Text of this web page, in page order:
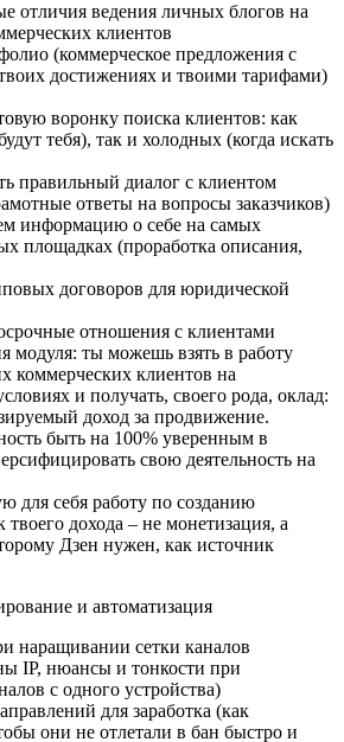
отличия ведения личных блогов на
клиентов
(коммерческое предложения с
достижениях и твоими тарифами)
воронку поиска клиентов: как
тебя), так и холодных (когда искать
правильный диалог с клиентом
ответы на вопросы заказчиков)
информацию о себе на самых
площадках (проработка описания,
договоров для юридической
отношения с клиентами
модуля: ты можешь взять в работу
коммерческих клиентов на
и получать, своего рода, оклад:
доход за продвижение.
быть на 100% уверенным в
свою деятельность на
для себя работу по созданию
твоего дохода – не монетизация, а
Дзен нужен, как источник
и автоматизация
наращивании сетки каналов
IP, нюансы и тонкости при
с одного устройства)
для заработка (как
они не отлетали в бан быстро и